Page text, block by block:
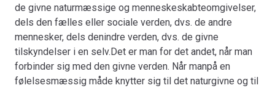
forskellige former for oplevelse af det naturgivne,
oplevelsenaf tiden og af rummet, forholdet mellem natur
og kultur, spørgsmålet om ”åndeni naturen”.For det tredje
i forholdet til den fælles eller sociale verden: det
livsfornyende i denære fællesskaber, problematikken
angående konflikt contra samarbejde i forholdetmellem
de givne naturmæssige og menneskeskabteomgivelser,
dels den fælles eller sociale verden, dvs. de andre
mennesker, dels denindre verden, dvs. de givne
tilskyndelser i en selv.Det er man for det andet, når man
forbinder sig med den givne verden. Når manpå en
følelsesmæssig måde knytter sig til det naturgivne og til